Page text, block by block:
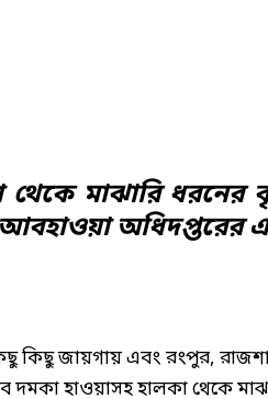
থেকে মাঝারি ধরনের
আবহাওয়া অধিদপ্তরের
কিছু জায়গায় এবং রংপুর,
দমকা হাওয়াসহ হালকা থেকে